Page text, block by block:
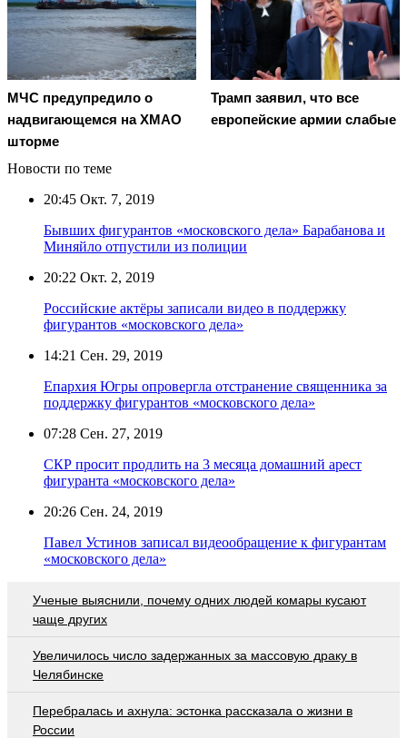
МЧС предупредило о
надвигающемся на ХМАО
шторме
Трамп заявил, что все
европейские армии слабые
Новости по теме
20:45 Окт. 7, 2019
Бывших фигурантов «московского дела» Барабанова и
Миняйло отпустили из полиции
20:22 Окт. 2, 2019
Российские актёры записали видео в поддержку
фигурантов «московского дела»
14:21 Сен. 29, 2019
Епархия Югры опровергла отстранение священника за
поддержку фигурантов «московского дела»
07:28 Сен. 27, 2019
СКР просит продлить на 3 месяца домашний арест
фигуранта «московского дела»
20:26 Сен. 24, 2019
Павел Устинов записал видеообращение к фигурантам
«московского дела»
Ученые выяснили, почему одних людей комары кусают
чаще других
Увеличилось число задержанных за массовую драку в
Челябинске
Перебралась и ахнула: эстонка рассказала о жизни в
России